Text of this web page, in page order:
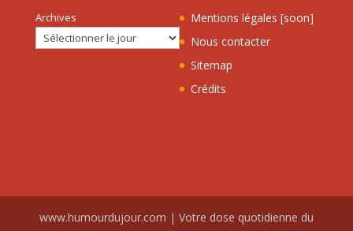
Archives
Mentions légales [soon]
Nous contacter
Sitemap
Crédits
www.humourdujour.com | Votre dose quotidienne du